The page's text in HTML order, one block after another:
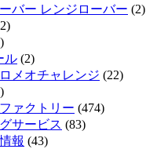
バー レンジローバー (2)
ル (2)
メオチャレンジ (22)
ァクトリー (474)
サービス (83)
報 (43)